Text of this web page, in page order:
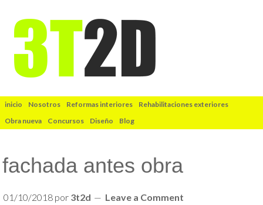
inicio Nosotros Reformas interiores
Rehabilitaciones exteriores
Obra nueva
Concursos Diseño Blog
fachada antes obra
01/10/2018 por 3t2d Leave a Comment